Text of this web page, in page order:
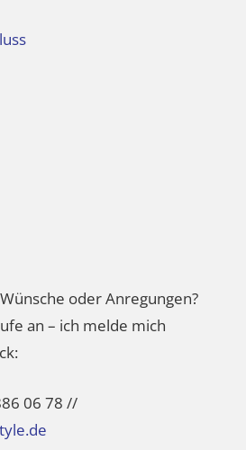
oder Anregungen?
an – ich melde mich
06 78 //